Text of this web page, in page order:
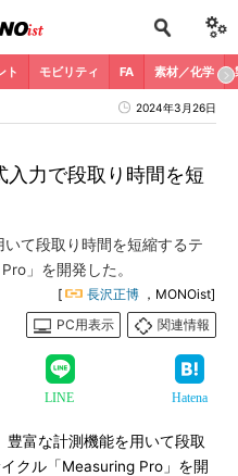
ト モビリティ FA 素材／化学
2024年3月26日
入力で段取り時間を短
て段取り時間を短縮するテ
」を開発した。
[ 長沢正博 ，MONOist]
PC用表示
関連情報
LINE Hatena
富な計測機能を用いて段取
クル「Measuring Pro」を開